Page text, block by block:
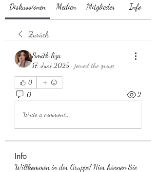
Diskussionen Medien Mitglieder Info
Zurück
Smith liza
17. Juni 2025 · joined the group.
0
0 2
Write a comment...
Info
Willkommen in der Gruppe! Hier können Sie